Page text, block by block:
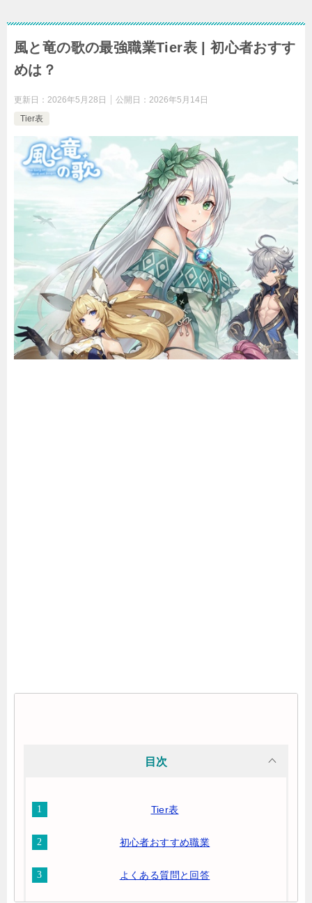
風と竜の歌の最強職業Tier表 | 初心者おすす
めは？
更新日： 2026年5月28日 公開日： 2026年5月14日
Tier表
目次
Tier表
初心者おすすめ職業
よくある質問と回答